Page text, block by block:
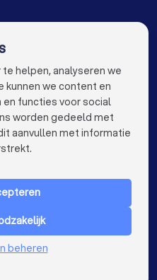
in Noordwijk (ZH)
in Amsterdam
in Rotterdam
in Den Haag
in Utrecht
in Tilburg
in Groningen
in Almere
keyboard_arrow_down
helpen, analyseren we
kunnen we content en
functies voor social
worden gedeeld met
aanvullen met informatie
beheren